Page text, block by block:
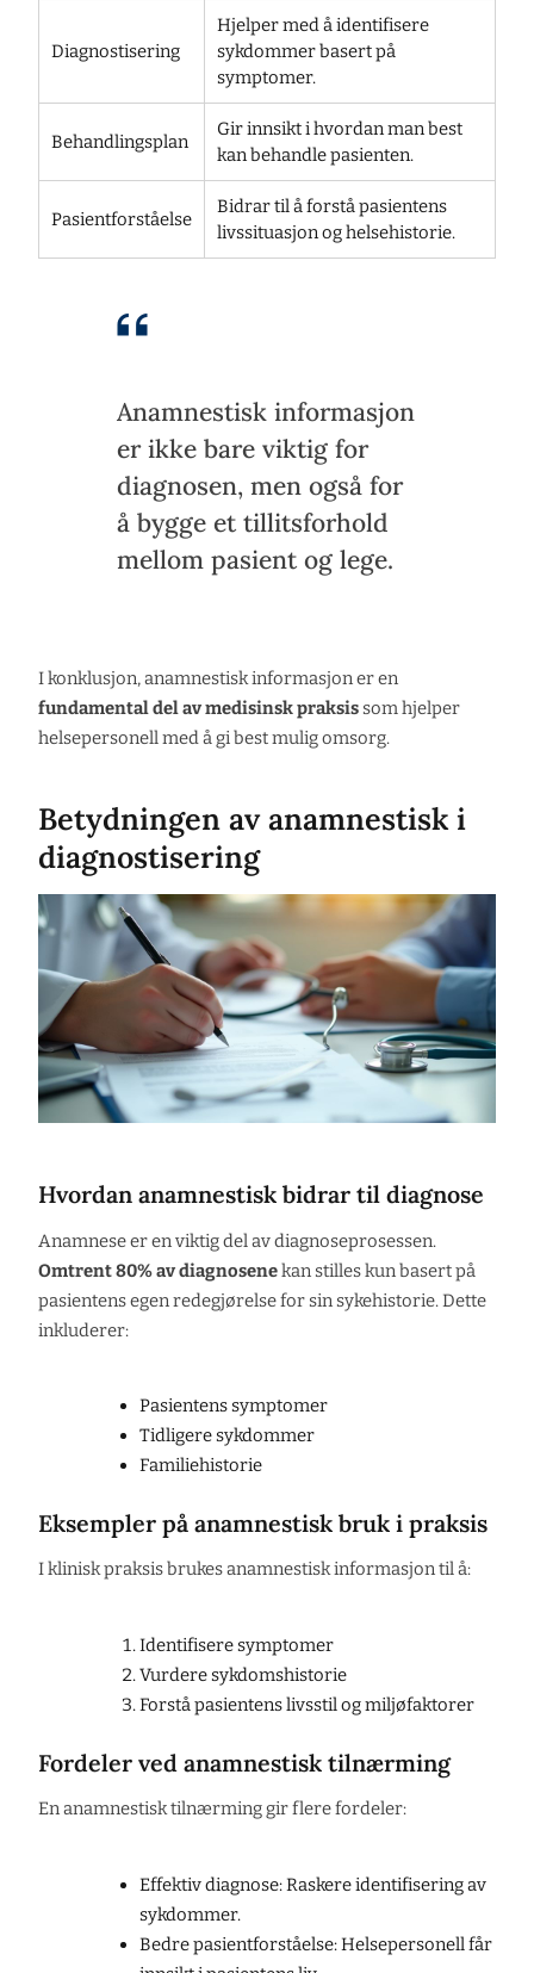
Diagnostisering
Hjelper med å identifisere
sykdommer basert på
symptomer.
Behandlingsplan
Gir innsikt i hvordan man best
kan behandle pasienten.
Pasientforståelse
Bidrar til å forstå pasientens
livssituasjon og helsehistorie.
Anamnestisk informasjon
er ikke bare viktig for
diagnosen, men også for
å bygge et tillitsforhold
mellom pasient og lege.
I konklusjon, anamnestisk informasjon er en
fundamental del av medisinsk praksissom hjelper
helsepersonell med å gi best mulig omsorg.
Betydningen av anamnestisk i
diagnostisering
Hvordan anamnestisk bidrar til diagnose
Anamnese er en viktig del av diagnoseprosessen.
Omtrent 80% av diagnosenekan stilles kun basert på
pasientens egen redegjørelse for sin sykehistorie. Dette
inkluderer:
Pasientens symptomer
Tidligere sykdommer
Familiehistorie
Eksempler på anamnestisk bruk i praksis
I klinisk praksis brukes anamnestisk informasjon til å:
Identifisere symptomer
Vurdere sykdomshistorie
Forstå pasientens livsstil og miljøfaktorer
Fordeler ved anamnestisk tilnærming
En anamnestisk tilnærming gir flere fordeler:
Effektiv diagnose: Raskere identifisering av
sykdommer.
Bedre pasientforståelse: Helsepersonell får